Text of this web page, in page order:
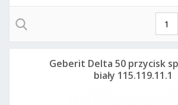
Geberit Delta 50 przycisk
biały 115.119.11.1